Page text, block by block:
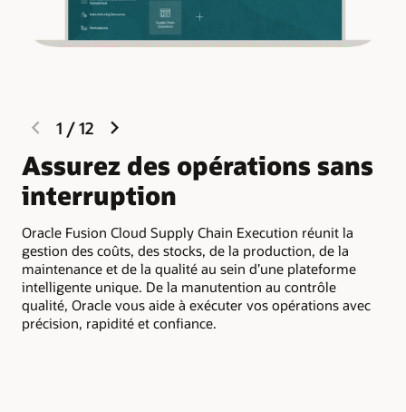
previous
slide
1 /12
Assurez des opérations sans
interruption
Oracle Fusion Cloud Supply Chain Execution réunit la
gestion des coûts, des stocks, de la production, de la
maintenance et de la qualité au sein d’une plateforme
intelligente unique. De la manutention au contrôle
qualité, Oracle vous aide à exécuter vos opérations avec
précision, rapidité et confiance.